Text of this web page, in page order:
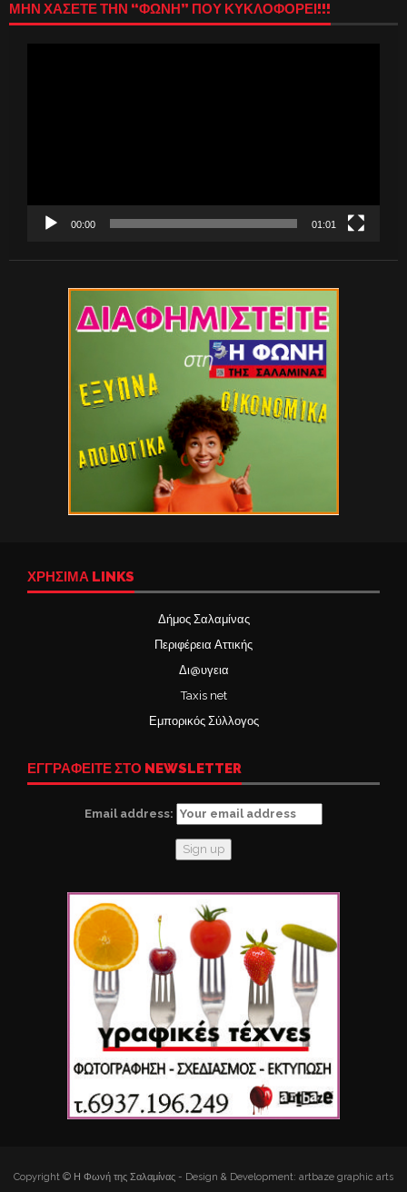
ΜΗΝ ΧΑΣΕΤΕ ΤΗΝ “ΦΩΝΗ” ΠΟΥ ΚΥΚΛΟΦΟΡΕΙ!!!
00:00 01:01
ΧΡΉΣΙΜΑ LINKS
Δήμος Σαλαμίνας
Περιφέρεια Αττικής
Δι@υγεια
Taxis net
Εμπορικός Σύλλογος
ΕΓΓΡΑΦΕΙΤΕ ΣΤΟ NEWSLETTER
Email address:
Copyright © Η Φωνή της Σαλαμίνας - Design & Development: artbaze graphic arts